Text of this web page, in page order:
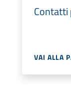
Contatti
VAI ALLA